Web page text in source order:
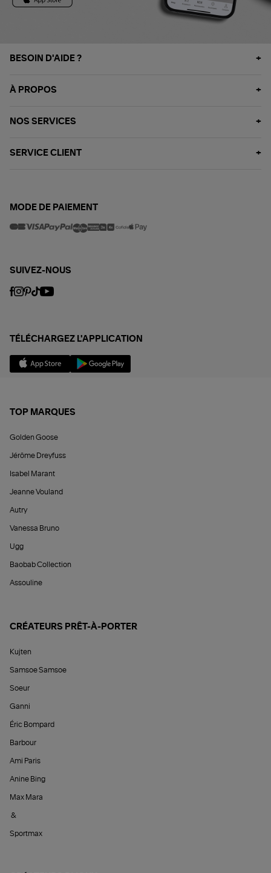
BESOIN D'AIDE ?
À PROPOS
NOS SERVICES
SERVICE CLIENT
MODE DE PAIEMENT
SUIVEZ-NOUS
TÉLÉCHARGEZ L'APPLICATION
TOP MARQUES
Golden Goose
Jérôme Dreyfuss
Isabel Marant
Jeanne Vouland
Autry
Vanessa Bruno
Ugg
Baobab Collection
Assouline
CRÉATEURS PRÊT-À-PORTER
Kujten
Samsoe Samsoe
Soeur
Ganni
Éric Bompard
Barbour
Ami Paris
Anine Bing
Max Mara
&
Sportmax